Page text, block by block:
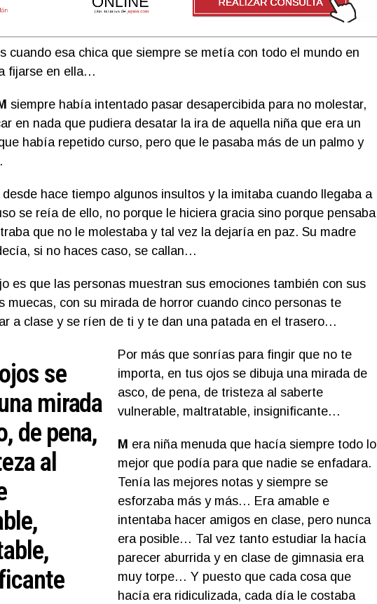
cuando esa chica que siempre se metía con todo el mundo en
fijarse en ella…
siempre había intentado pasar desapercibida para no molestar,
en nada que pudiera desatar la ira de aquella niña que era un
había repetido curso, pero que le pasaba más de un palmo y
hace tiempo algunos insultos y la imitaba cuando llegaba a
se reía de ello, no porque le hiciera gracia sino porque pensaba
que no le molestaba y tal vez la dejaría en paz. Su madre
si no haces caso, se callan…
es que las personas muestran sus emociones también con sus
muecas, con su mirada de horror cuando cinco personas te
a clase y se ríen de ti y te dan una patada en el trasero…
se
mirada
de pena,
al
Por más que sonrías para fingir que no te
importa, en tus ojos se dibuja una mirada de
asco, de pena, de tristeza al saberte
vulnerable, maltratable, insignificante…
M era niña menuda que hacía siempre todo lo
mejor que podía para que nadie se enfadara.
Tenía las mejores notas y siempre se
esforzaba más y más… Era amable e
intentaba hacer amigos en clase, pero nunca
era posible… Tal vez tanto estudiar la hacía
parecer aburrida y en clase de gimnasia era
muy torpe… Y puesto que cada cosa que
hacía era ridiculizada, cada día le costaba